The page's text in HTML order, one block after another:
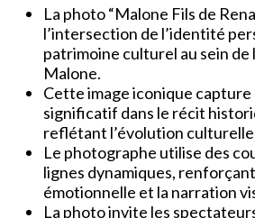
La photo “Malone Fils de
l’intersection de l’identité
patrimoine culturel au sein de
Malone.
Cette image iconique capture
significatif dans le récit
reflétant l’évolution culturelle
Le photographe utilise des
lignes dynamiques,
émotionnelle et la narration
La photo invite les